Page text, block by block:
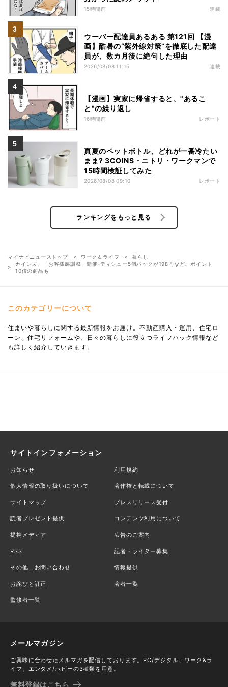
15時間前 連載
ウーバー配達員あるある 第121回 【漫
画】酷暑の“紫外線対策”を徹底した配達
員が、数カ月後に絶句した理由
2026/08/08 11:15 連載
【漫画】実家に帰省すると、"あるこ
と"の繰り返し
16時間前 レポート
真夏のペットボトル、どれが一番冷たい
まま? 3COINS・ニトリ・ワークマンで
15時間検証してみた
2026/08/08 09:10 レポート
ランキングをもっと見る
マイナビニューストップ ワーク＆ライフ
暮らし
カインズ、「お客様感謝祭」開催‐ティシュー5個パックが198円など、ポイント
10倍の商品も
このカテゴリーについて
住まいや暮らしに関する最新情報をお届け。不動産購入・運用、住宅ロ
ーン、住宅リフォームや、日々の暮らしに役立つライフハック情報など
も詳しく紹介していきます。
サイトインフォメーション
お知らせ 利用規約
個人情報の取り扱いについて 著作権と転載について
サイトマップ プレスリリース受付
読者プレゼント提供 コンテンツ利用について
提携メディア 広告のご案内
RSS 記者・ライター募集
その他、お問い合わせ 情報提供
お詫びと訂正 著者一覧
監修者一覧
メールマガジン
ご興味に合わせたメルマガを配信しております。PC/デジタル、ワーク&ラ
イフ、エンタメ/ホビーの3種類を用意。
無料登録はこちら